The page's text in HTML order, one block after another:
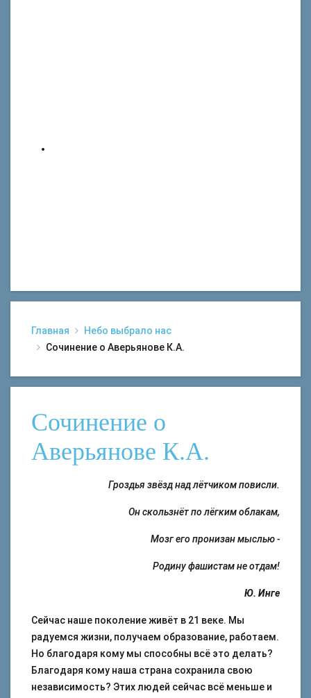
Главная
Небо выбрало нас
Сочинение о Аверьянове К.А.
Сочинение о
Аверьянове К.А.
Гроздья звёзд над лётчиком повисли.
Он скользнёт по лёгким облакам,
Мозг его пронизан мыслью -
Родину фашистам не отдам!
Ю. Инге
Сейчас наше поколение живёт в 21 веке. Мы
радуемся жизни, получаем образование, работаем.
Но благодаря кому мы способны всё это делать?
Благодаря кому наша страна сохранила свою
независимость? Этих людей сейчас всё меньше и